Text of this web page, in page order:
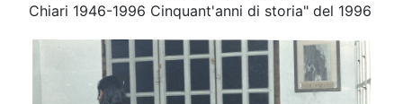
Chiari 1946-1996 Cinquant'anni di storia" del 1996